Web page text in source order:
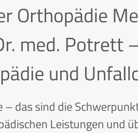
Orthopädie
med. Potrett
und
das sind die
Leistungen und